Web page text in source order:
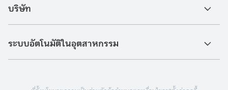
บริษัท
ระบบอัตโนมัติในอุตสาหกรรม